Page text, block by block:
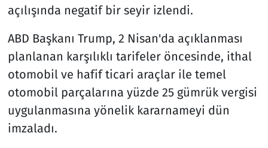
açılışında negatif bir seyir izlendi.
ABD Başkanı Trump, 2 Nisan'da açıklanması
planlanan karşılıklı tarifeler öncesinde, ithal
otomobil ve hafif ticari araçlar ile temel
otomobil parçalarına yüzde 25 gümrük vergisi
uygulanmasına yönelik kararnameyi dün
imzaladı.